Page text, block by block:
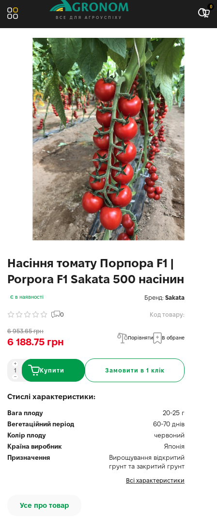
ВСЕ ДЛЯ АГРОУСПІХУ
0
Насіння томату Порпора F1 |
Porpora F1 Sakata 500 насінин
Є в наявності Бренд: Sakata
0 Код товару:
6 953.65 грн
6 188.75 грн Порівняти В обране
Купити Замовити в 1 клік
Стислі характеристики:
Вага плоду
20-25 г
Вегетаційний період
60-70 днів
Колір плоду
червоний
Країна виробник
Японія
Призначення
Вирощування відкритий
грунт та закритий грунт
Всі характеристики
Усе про товар